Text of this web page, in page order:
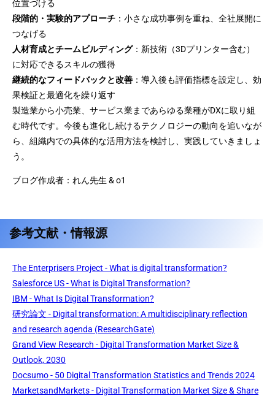
位置づける
段階的・実験的アプローチ ：小さな成功事例を重ね、全社展開に
つなげる
人材育成とチームビルディング：新技術（3Dプリンター含む）
に対応できるスキルの獲得
継続的なフィードバックと改善 ：導入後も評価指標を設定し、効
果検証と最適化を繰り返す
製造業から小売業、サービス業まであらゆる業種がDXに取り組
む時代です。今後も進化し続けるテクノロジーの動向を追いなが
ら、組織内での具体的な活用方法を検討し、実践していきましょ
う。
ブログ作成者：れん先生 & o1
参考文献・情報源
The Enterprisers Project - What is digital transformation?
Salesforce US - What is Digital Transformation?
IBM - What Is Digital Transformation?
研究論文 - Digital transformation: A multidisciplinary reflection
and research agenda (ResearchGate)
Grand View Research - Digital Transformation Market Size &
Outlook, 2030
Docsumo - 50 Digital Transformation Statistics and Trends 2024
MarketsandMarkets - Digital Transformation Market Size & Share